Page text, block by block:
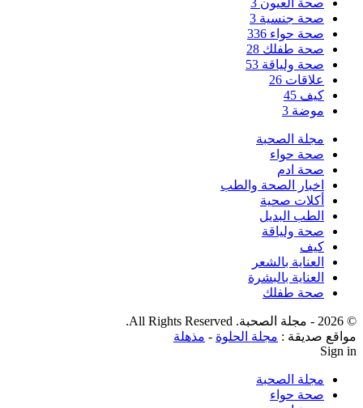
صحة جنسية 3
صحة حواء 336
صحة طفلك 28
صحة ولياقة 53
علاقات 26
كيف 45
موضة 3
مجلة الصحبة
صحة حواء
صحة ادم
اخبار الصحة والطب
أكلات صحية
الطب البديل
صحة ولياقة
كيف
العناية بالشعر
العناية بالبشرة
صحة طفلك
© 2026 - مجلة الصحبة. All Rights Reserved.
مواقع صديقة : مجلة الحلوة - مذهلة
Sign in
مجلة الصحبة
صحة حواء